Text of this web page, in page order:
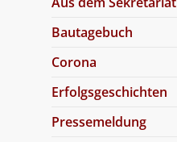
Bautagebuch
Corona
Erfolgsgeschichten
Pressemeldung